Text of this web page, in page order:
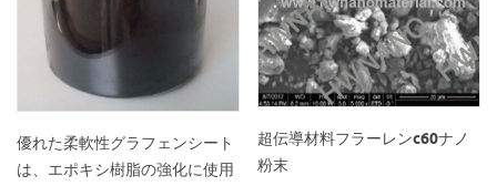
優れた柔軟性グラフェンシート
は、エポキシ樹脂の強化に使用
超伝導材料フラーレンc60ナノ
粉末